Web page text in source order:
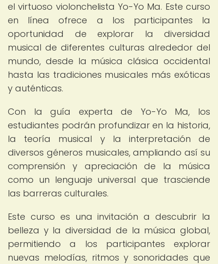
el virtuoso violonchelista Yo-Yo Ma. Este curso
en línea ofrece a los participantes la
oportunidad de explorar la diversidad
musical de diferentes culturas alrededor del
mundo, desde la música clásica occidental
hasta las tradiciones musicales más exóticas
y auténticas.
Con la guía experta de Yo-Yo Ma, los
estudiantes podrán profundizar en la historia,
la teoría musical y la interpretación de
diversos géneros musicales, ampliando así su
comprensión y apreciación de la música
como un lenguaje universal que trasciende
las barreras culturales.
Este curso es una invitación a descubrir la
belleza y la diversidad de la música global,
permitiendo a los participantes explorar
nuevas melodías, ritmos y sonoridades que